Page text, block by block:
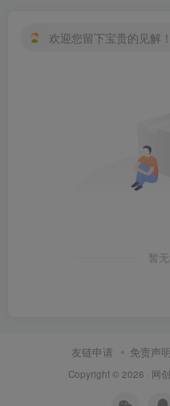
欢迎您留下宝贵的见解！
暂
友链申请 免责声明
Copyright © 2026 · 网